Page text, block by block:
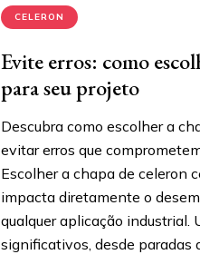
CELERON
Evite erros: como
para seu projeto
Descubra como escolher a
evitar erros que
Escolher a chapa de celeron
impacta diretamente o
qualquer aplicação industrial.
significativos, desde paradas